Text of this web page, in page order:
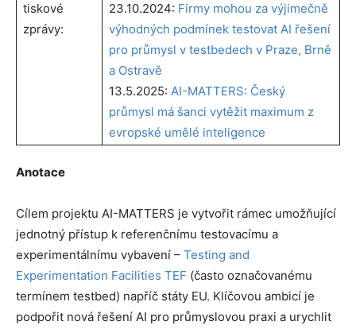
tiskové
zprávy:
23.10.2024: Firmy mohou za výjimečně
výhodných podmínek testovat AI řešení
pro průmysl v testbedech v Praze, Brně
a Ostravě
13.5.2025: AI-MATTERS: Český
průmysl má šanci vytěžit maximum z
evropské umělé inteligence
Anotace
Cílem projektu AI-MATTERS je vytvořit rámec umožňující
jednotný přístup k referenčnímu testovacímu a
experimentálnímu vybavení – Testing and
Experimentation Facilities TEF (často označovanému
termínem testbed) napříč státy EU. Klíčovou ambicí je
podpořit nová řešení AI pro průmyslovou praxi a urychlit